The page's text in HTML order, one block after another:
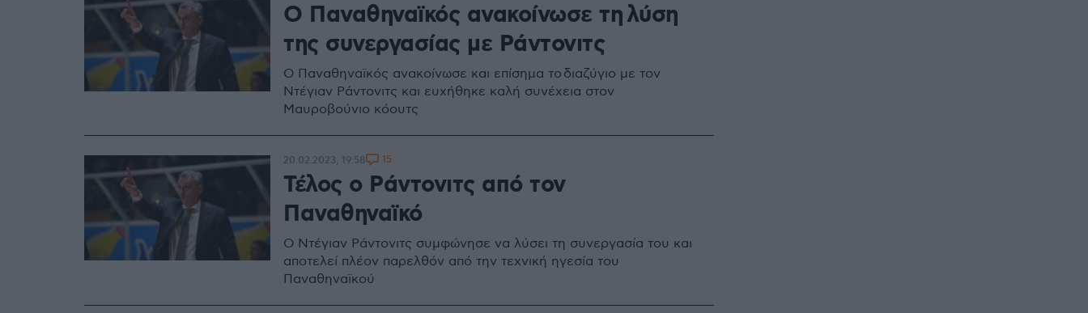
Ο Παναθηναϊκός ανακοίνωσε τη λύση
της συνεργασίας με Ράντονιτς
Ο Παναθηναϊκός ανακοίνωσε και επίσημα το διαζύγιο με τον
Ντέγιαν Ράντονιτς και ευχήθηκε καλή συνέχεια στον
Μαυροβούνιο κόουτς
Τέλος ο Ράντονιτς από τον
Παναθηναϊκό
Ο Ντέγιαν Ράντονιτς συμφώνησε να λύσει τη συνεργασία του και
αποτελεί πλέον παρελθόν από την τεχνική ηγεσία του
Παναθηναϊκού
20.02.2023, 19:58 15